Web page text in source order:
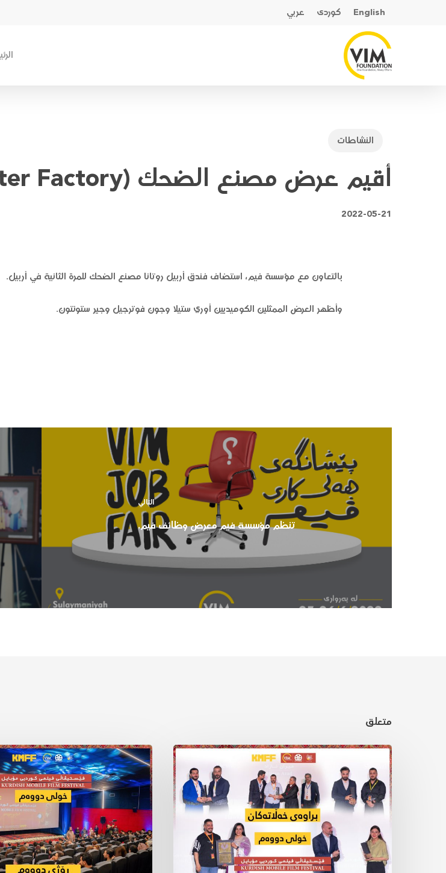
English کوردی عربي
النشاطات
أقيم عرض مصنع الضحك (The Laughter Factory) في أربيل.
2022-05-21
بالتعاون مع مؤسسة فيم، استضاف فندق أربيل روتانا مصنع الضحك للمرة الثانية في أربيل.
وأظهر العرض الممثلين الكوميديين أوري ستيلا وجون فوترجيل وجير ستونتون.
التالي
تنظم مؤسسة فيم معرض وظائف فیم.
متعلق